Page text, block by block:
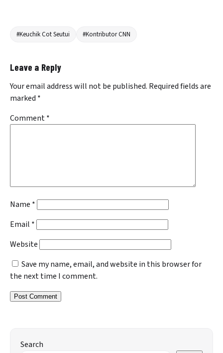
#Keuchik Cot Seutui #Kontributor CNN
Leave a Reply
Your email address will not be published. Required fields are
marked *
Comment*
Name *
Email *
Website
Save my name, email, and website in this browser for
the next time I comment.
Search